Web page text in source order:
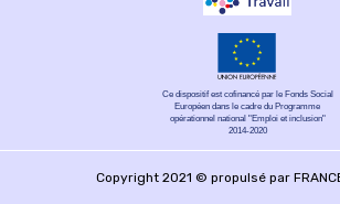
Ce dispositif est cofinancé par le Fonds Social
Européen dans le cadre du Programme
opérationnel national "Emploi et inclusion"
2014-2020
Copyright 2021 © propulsé par